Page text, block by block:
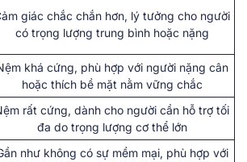
giác chắc chắn hơn, lý tưởng cho người
có trọng lượng trung bình hoặc nặng
khá cứng, phù hợp với người nặng cân
hoặc thích bề mặt nằm vững chắc
rất cứng, dành cho người cần hỗ trợ tối
đa do trọng lượng cơ thể lớn
như không có sự mềm mại, phù hợp với